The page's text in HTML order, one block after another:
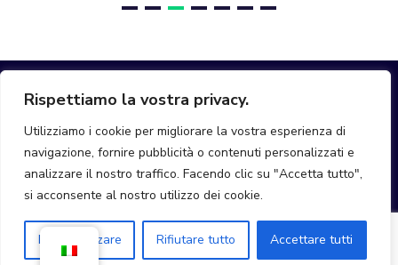
Rispettiamo la vostra privacy.
Utilizziamo i cookie per migliorare la vostra esperienza di
navigazione, fornire pubblicità o contenuti personalizzati e
analizzare il nostro traffico. Facendo clic su "Accetta tutto",
si acconsente al nostro utilizzo dei cookie.
Personalizzare Rifiutare tutto Accettare tutti
Mobi © Tutti i diritti riservati 2025